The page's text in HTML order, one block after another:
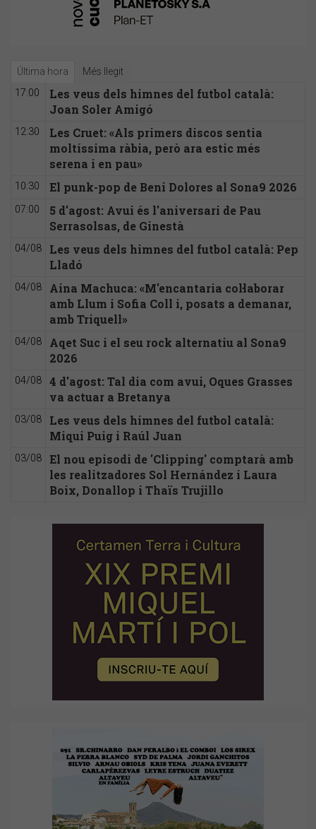
Última hora Més llegit
17:00
Les veus dels himnes del futbol català:
Joan Soler Amigó
12:30
Les Cruet: «Als primers discos sentia
moltíssima ràbia, però ara estic més
serena i en pau»
10:30 El punk-pop de Beni Dolores al Sona9 2026
07:00
5 d'agost: Avui és l'aniversari de Pau
Serrasolsas, de Ginestà
04/08
Les veus dels himnes del futbol català: Pep
Lladó
04/08
Aina Machuca: «M'encantaria col·laborar
amb Llum i Sofia Coll i, posats a demanar,
amb Triquell»
04/08
Aqet Suc i el seu rock alternatiu al Sona9
2026
04/08
4 d'agost: Tal dia com avui, Oques Grasses
va actuar a Bretanya
03/08
Les veus dels himnes del futbol català:
Miqui Puig i Raúl Juan
03/08
El nou episodi de 'Clipping' comptarà amb
les realitzadores Sol Hernández i Laura
Boix, Donallop i Thaïs Trujillo